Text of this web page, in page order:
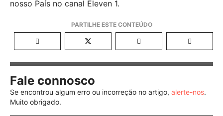
nosso País no canal Eleven 1.
Fale connosco
Se encontrou algum erro ou incorreção no artigo, alerte-nos.
Muito obrigado.